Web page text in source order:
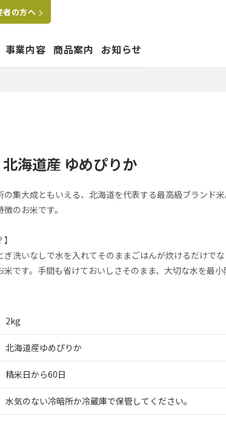
事業内容
ペットショップ運営事業
商品案内 お知らせ
者の方へ
海道産 ゆめぴりか
の集大成ともいえる、北海道を代表する最高級ブランド
のお米です。
ぎ洗いなしで水を入れてそのままごはんが炊けるだけで
米です。手間も省けておいしさそのまま、大切な水を最
2kg
北海道産ゆめぴりか
精米日から60日
水気のない冷暗所か冷蔵庫で保管してください。